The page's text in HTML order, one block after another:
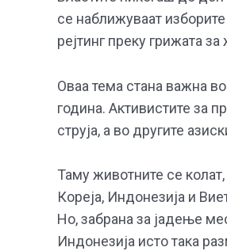
се наближуваат
рејтинг преку грижата
Оваа тема стана важна
година. Активистите за
струја, а во другите
Таму животните се
Кореја, Индонезија и
Но, забрана за јадење
Индонезија исто така